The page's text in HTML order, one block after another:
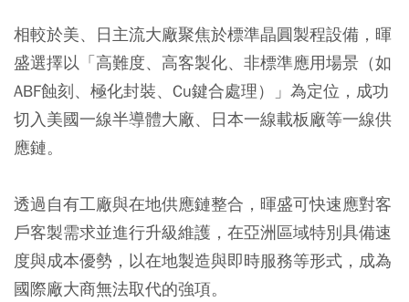
相較於美、日主流大廠聚焦於標準晶圓製程設備，暉
盛選擇以「高難度、高客製化、非標準應用場景（如
ABF蝕刻、極化封裝、Cu鍵合處理）」為定位，成功
切入美國一線半導體大廠、日本一線載板廠等一線供
應鏈。
透過自有工廠與在地供應鏈整合，暉盛可快速應對客
戶客製需求並進行升級維護，在亞洲區域特別具備速
度與成本優勢，以在地製造與即時服務等形式，成為
國際廠大商無法取代的強項。